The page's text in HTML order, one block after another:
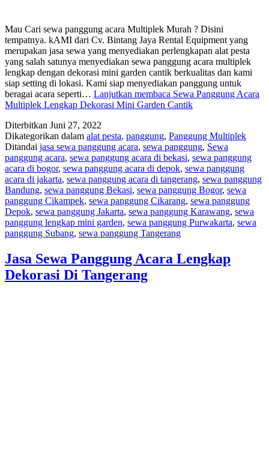
Mau Cari sewa panggung acara Multiplek Murah ? Disini
tempatnya. kAMI dari Cv. Bintang Jaya Rental Equipment yang
merupakan jasa sewa yang menyediakan perlengkapan alat pesta
yang salah satunya menyediakan sewa panggung acara multiplek
lengkap dengan dekorasi mini garden cantik berkualitas dan kami
siap setting di lokasi. Kami siap menyediakan panggung untuk
beragai acara seperti… Lanjutkan membaca Sewa Panggung Acara
Multiplek Lengkap Dekorasi Mini Garden Cantik
Diterbitkan Juni 27, 2022
Dikategorikan dalam alat pesta, panggung, Panggung Multiplek
Ditandai jasa sewa panggung acara, sewa panggung, Sewa
panggung acara, sewa panggung acara di bekasi, sewa panggung
acara di bogor, sewa panggung acara di depok, sewa panggung
acara di jakarta, sewa panggung acara di tangerang, sewa panggung
Bandung, sewa panggung Bekasi, sewa panggung Bogor, sewa
panggung Cikampek, sewa panggung Cikarang, sewa panggung
Depok, sewa panggung Jakarta, sewa panggung Karawang, sewa
panggung lengkap mini garden, sewa panggung Purwakarta, sewa
panggung Subang, sewa panggung Tangerang
Jasa Sewa Panggung Acara Lengkap
Dekorasi Di Tangerang